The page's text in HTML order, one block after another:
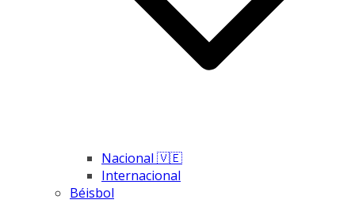
Nacional 🇻🇪
Internacional
Béisbol